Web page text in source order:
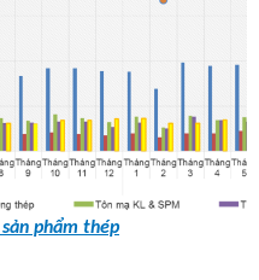
phẩm thép